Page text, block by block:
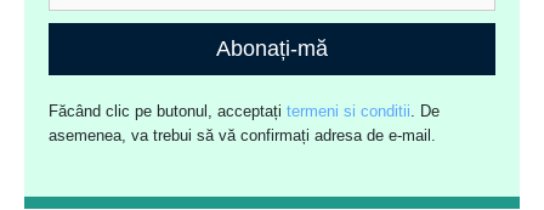
Abonați-mă
Făcând clic pe butonul, acceptațitermeni si conditii . De
asemenea, va trebui să vă confirmați adresa de e-mail.